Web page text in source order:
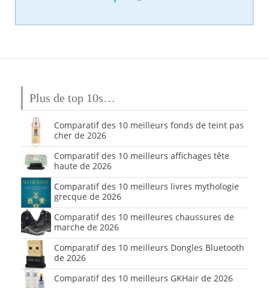
Plus de top 10s…
Comparatif des 10 meilleurs fonds de teint pas
cher de 2026
Comparatif des 10 meilleurs affichages tête
haute de 2026
Comparatif des 10 meilleurs livres mythologie
grecque de 2026
Comparatif des 10 meilleures chaussures de
marche de 2026
Comparatif des 10 meilleurs Dongles Bluetooth
de 2026
Comparatif des 10 meilleurs GKHair de 2026